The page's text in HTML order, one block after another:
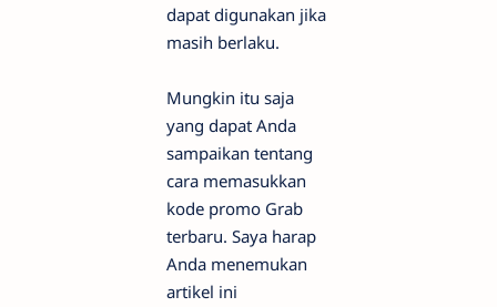
dapat digunakan jika
masih berlaku.
Mungkin itu saja
yang dapat Anda
sampaikan tentang
cara memasukkan
kode promo Grab
terbaru. Saya harap
Anda menemukan
artikel ini